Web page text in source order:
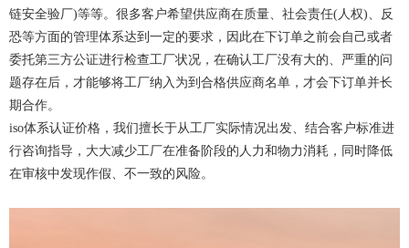
链安全验厂)等等。很多客户希望供应商在质量、社会责任(人权)、反
恐等方面的管理体系达到一定的要求，因此在下订单之前会自己或者
委托第三方公证进行检查工厂状况，在确认工厂没有大的、严重的问
题存在后，才能够将工厂纳入为到合格供应商名单，才会下订单并长
期合作。
iso体系认证价格，我们擅长于从工厂实际情况出发、结合客户标准进
行咨询指导，大大减少工厂在准备阶段的人力和物力消耗，同时降低
在审核中发现作假、不一致的风险。